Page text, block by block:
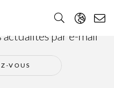
newsletter et
par e-mail
VOUS